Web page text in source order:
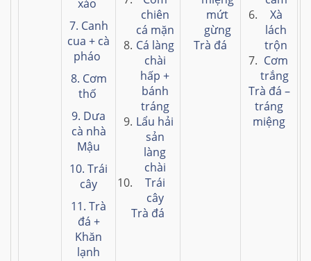
xào
7. Canh
cua + cà
pháo
8. Cơm
thố
9. Dưa
cà nhà
Mậu
10. Trái
cây
11. Trà
đá +
Khăn
lạnh
chiên
cá mặn
Cá làng
chài
hấp +
bánh
tráng
Lẩu hải
sản
làng
chài
Trái
cây
Trà đá
mứt
gừng
Trà đá
Xà
lách
trộn
Cơm
trắng
Trà đá –
tráng
miệng